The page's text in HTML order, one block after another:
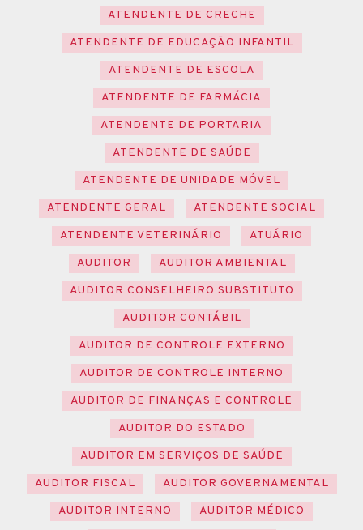
ATENDENTE DE CRECHE
ATENDENTE DE EDUCAÇÃO INFANTIL
ATENDENTE DE ESCOLA
ATENDENTE DE FARMÁCIA
ATENDENTE DE PORTARIA
ATENDENTE DE SAÚDE
ATENDENTE DE UNIDADE MÓVEL
ATENDENTE GERAL
ATENDENTE SOCIAL
ATENDENTE VETERINÁRIO
ATUÁRIO
AUDITOR
AUDITOR AMBIENTAL
AUDITOR CONSELHEIRO SUBSTITUTO
AUDITOR CONTÁBIL
AUDITOR DE CONTROLE EXTERNO
AUDITOR DE CONTROLE INTERNO
AUDITOR DE FINANÇAS E CONTROLE
AUDITOR DO ESTADO
AUDITOR EM SERVIÇOS DE SAÚDE
AUDITOR FISCAL
AUDITOR GOVERNAMENTAL
AUDITOR INTERNO
AUDITOR MÉDICO